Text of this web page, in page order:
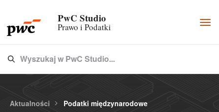
PwC Studio
Prawo i Podatki
Type 3 or more characters for results.
Wyszukaj w PwC Studio...
Aktualności Podatki międzynarodowe